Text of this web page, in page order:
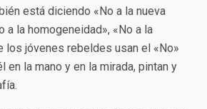
está diciendo «No a la nueva
a la homogeneidad», «No a la
los jóvenes rebeldes usan el «No»
en la mano y en la mirada, pintan y